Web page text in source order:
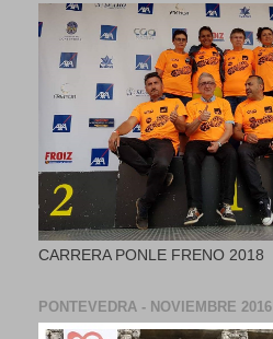
CARRERA PONLE FRENO 2018
PONTEVEDRA - NOVIEMBRE 2016